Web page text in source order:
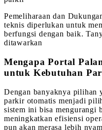
Pemeliharaan dan
teknis diperlukan untuk
berfungsi dengan baik.
ditawarkan
Mengapa Portal
untuk Kebutuhan
Dengan banyaknya pilihan
parkir otomatis menjadi
sistem ini bisa mengurangi
meningkatkan efisiensi
pun akan merasa lebih